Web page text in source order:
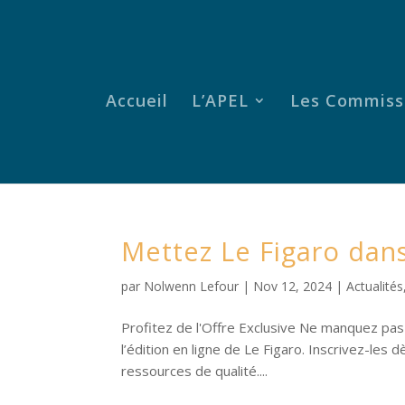
Accueil L’APEL Les
Mettez Le Figaro
par Nolwenn Lefour | Nov 12, 2024 |Actualités
Profitez de l'Offre Exclusive Ne manquez
l’édition en ligne de Le Figaro. Inscrivez-les
ressources de qualité....